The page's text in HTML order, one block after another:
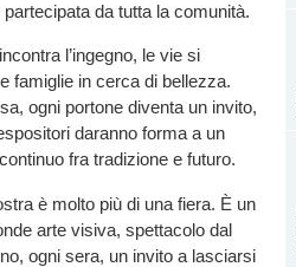
da tutta la comunità.
l’ingegno, le vie si
famiglie in cerca di bellezza.
ogni portone diventa un invito,
daranno forma a un
fra tradizione e futuro.
è molto più di una fiera. È un
arte visiva, spettacolo dal
ogni sera, un invito a lasciarsi